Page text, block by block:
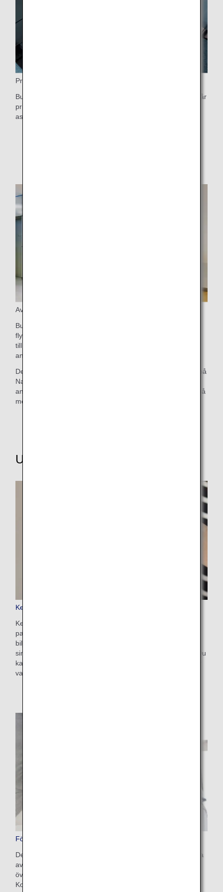
Prioriterad ombordstigning
Business Class passagerare och förstaklass passagerare får
prioriterad ombordstigning efter dem som behöver särskild
assistans.
Avstigning
Business Class passagerare är välkomna att stiga av
flygplanet först. Om du har incheckat bagage går du vidare
till bagageutlämningen, där ditt prioriterade bagage ska
anlända snabbt.
Dessutom kan Business Class passagerare som stiger av på
Narita Airport koppla av i ANA Arrival Lounge innan de
ansluter till ett inrikesflyg eller lämnar flygplatsen. Ta reda på
mer om
Utforska dessa andra tjänster
Keep My Fare
Keep My Fare är en bekväm tjänst som gör det möjligt för
passagerare att behålla sina boknings- och
biljettprisuppgifter om de behöver mer tid för att bestämma
sina biljettköp (upp till 72 timmar innan biljetten utfärdas). Du
kan ansöka om tjänsten från betalningsskärmen när du har
valt önskad flygresa och biljettpris.
Förbetalt extrabagage
Det här är en bekväm tjänst som gör att du kan betala extra
avgifter i förväg på ANA:s webbplats för bagage som
överskrider den tillåtna mängden incheckat bagage.
Kostnaden är USD 100-200 beroende på viktbegränsning